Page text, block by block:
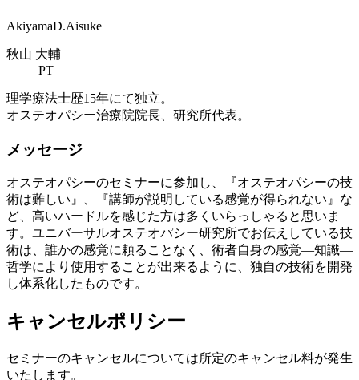
AkiyamaD.Aisuke
秋山 大輔
PT
理学療法士歴15年にて独立。
オステオパシー治療院院長、研究所代表。
メッセージ
オステオパシーのセミナーに参加し、『オステオパシーの技
術は難しい』、『講師が説明している感覚が得られない』な
ど、高いハードルを感じた方は多くいらっしゃると思いま
す。ユニバーサルオステオパシー研究所でお伝えしている技
術は、誰かの感覚に頼ることなく、術者自身の感覚―知識―
哲学により使用することが出来るように、独自の技術を開発
し体系化したものです。
キャンセルポリシー
セミナーのキャンセルについては所定のキャンセル料が発生
いたします。